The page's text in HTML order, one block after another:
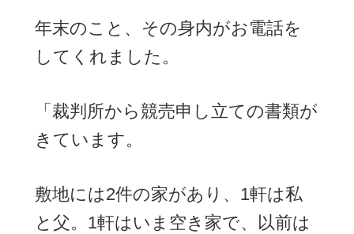
年末のこと、その身内がお電話を
してくれました。
「裁判所から競売申し立ての書類が
きています。
敷地には2件の家があり、1軒は私
と父。1軒はいま空き家で、以前は